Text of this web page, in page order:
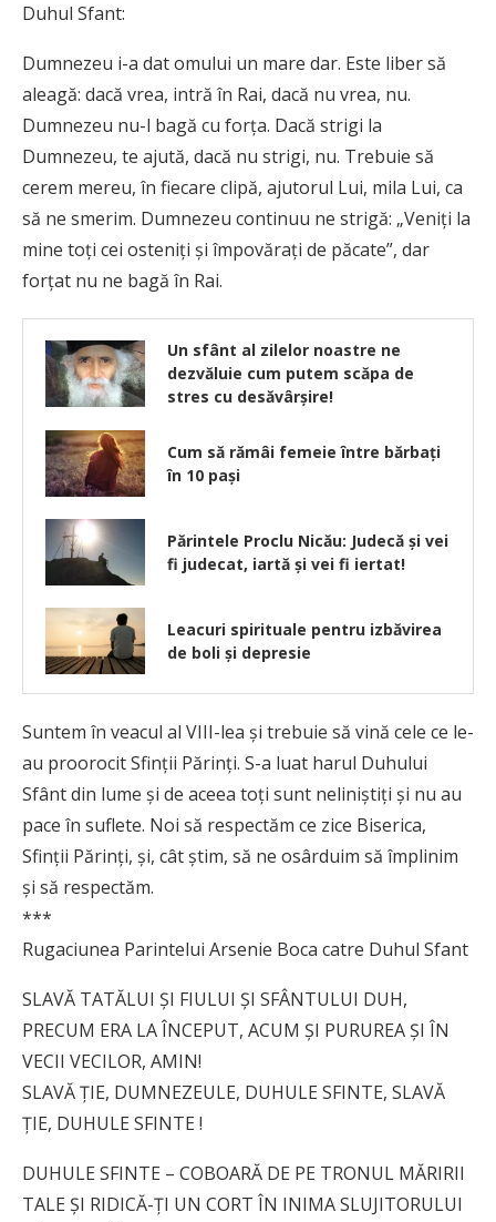
Duhul Sfant:
Dumnezeu i-a dat omului un mare dar. Este liber să
aleagă: dacă vrea, intră în Rai, dacă nu vrea, nu.
Dumnezeu nu-l bagă cu forţa. Dacă strigi la
Dumnezeu, te ajută, dacă nu strigi, nu. Trebuie să
cerem mereu, în fiecare clipă, ajutorul Lui, mila Lui, ca
să ne smerim. Dumnezeu continuu ne strigă: „Veniţi la
mine toţi cei osteniţi şi împovăraţi de păcate”, dar
forţat nu ne bagă în Rai.
Un sfânt al zilelor noastre ne
dezvăluie cum putem scăpa de
stres cu desăvârșire!
Cum să rămâi femeie între bărbaţi
în 10 pași
Părintele Proclu Nicău: Judecă și vei
fi judecat, iartă și vei fi iertat!
Leacuri spirituale pentru izbăvirea
de boli și depresie
Suntem în veacul al VIII-lea şi trebuie să vină cele ce le-
au proorocit Sfinţii Părinţi. S-a luat harul Duhului
Sfânt din lume şi de aceea toţi sunt neliniştiţi şi nu au
pace în suflete. Noi să respectăm ce zice Biserica,
Sfinţii Părinţi, şi, cât ştim, să ne osârduim să împlinim
şi să respectăm.
***
Rugaciunea Parintelui Arsenie Boca catre Duhul Sfant
SLAVĂ TATĂLUI ŞI FIULUI ŞI SFÂNTULUI DUH,
PRECUM ERA LA ÎNCEPUT, ACUM ŞI PURUREA ŞI ÎN
VECII VECILOR, AMIN!
SLAVĂ ŢIE, DUMNEZEULE, DUHULE SFINTE, SLAVĂ
ŢIE, DUHULE SFINTE !
DUHULE SFINTE – COBOARĂ DE PE TRONUL MĂRIRII
TALE ŞI RIDICĂ-ŢI UN CORT ÎN INIMA SLUJITORULUI